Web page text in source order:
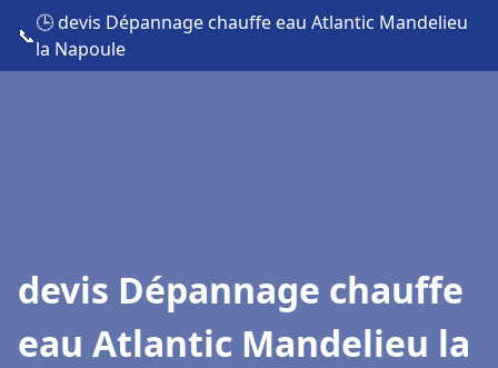
📞
🕒 devis Dépannage chauffe eau Atlantic Mandelieu
la Napoule
devis Dépannage chauffe
eau Atlantic Mandelieu la